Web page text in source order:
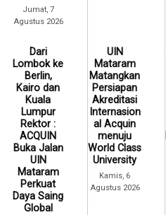
Jumat, 7
Agustus 2026
Dari
Lombok ke
Berlin,
Kairo dan
Kuala
Lumpur
Rektor :
ACQUIN
Buka Jalan
UIN
Mataram
Perkuat
Daya Saing
Global
UIN
Mataram
Matangkan
Persiapan
Akreditasi
Internasion
al Acquin
menuju
World Class
University
Kamis, 6
Agustus 2026